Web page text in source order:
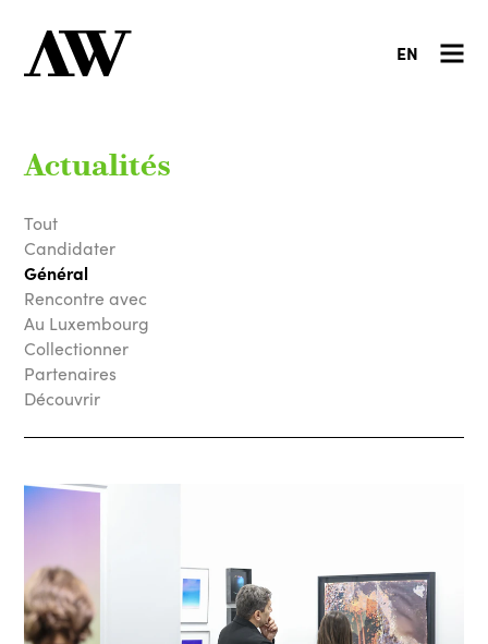
EN
Actualités
Tout
Candidater
Général
Rencontre avec
Au Luxembourg
Collectionner
Partenaires
Découvrir